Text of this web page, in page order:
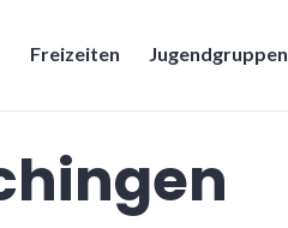
Freizeiten Jugendgruppen